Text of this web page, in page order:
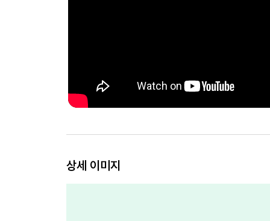
상세 이미지